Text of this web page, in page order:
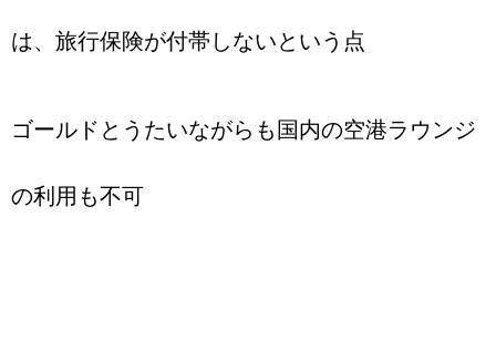
は、旅行保険が付帯しないという点
ゴールドとうたいながらも国内の空港ラウンジ
の利用も不可